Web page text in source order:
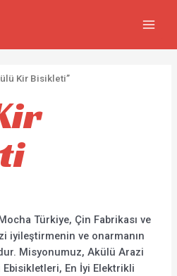
0
o
d
s
Kir Bisikleti”
Türkiye, Çin Fabrikası ve
iyileştirmenin ve onarmanın
Misyonumuz, Akülü Arazi
En İyi Elektrikli